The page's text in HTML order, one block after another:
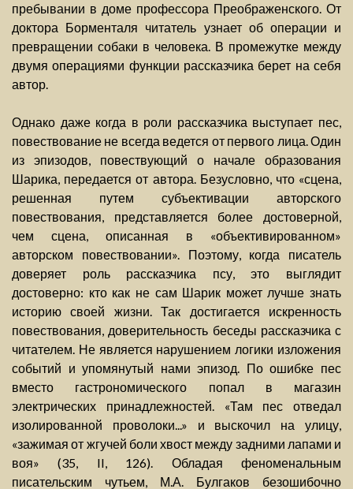
пребывании в доме профессора Преображенского. От
доктора Борменталя читатель узнает об операции и
превращении собаки в человека. В промежутке между
двумя операциями функции рассказчика берет на себя
автор.
Однако даже когда в роли рассказчика выступает пес,
повествование не всегда ведется от первого лица. Один
из эпизодов, повествующий о начале образования
Шарика, передается от автора. Безусловно, что «сцена,
решенная путем субъективации авторского
повествования, представляется более достоверной,
чем сцена, описанная в «объективированном»
авторском повествовании». Поэтому, когда писатель
доверяет роль рассказчика псу, это выглядит
достоверно: кто как не сам Шарик может лучше знать
историю своей жизни. Так достигается искренность
повествования, доверительность беседы рассказчика с
читателем. Не является нарушением логики изложения
событий и упомянутый нами эпизод. По ошибке пес
вместо гастрономического попал в магазин
электрических принадлежностей. «Там пес отведал
изолированной проволоки...» и выскочил на улицу,
«зажимая от жгучей боли хвост между задними лапами и
воя» (35, II, 126). Обладая феноменальным
писательским чутьем, М.А. Булгаков безошибочно